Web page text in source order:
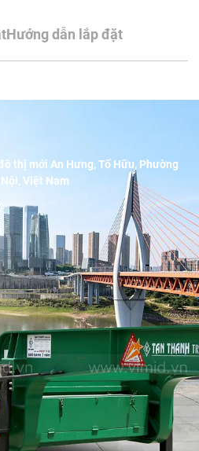
Hướng dẫn lắp đặt
thị mới An Hưng, Tố Hữu, Phường
Việt Nam